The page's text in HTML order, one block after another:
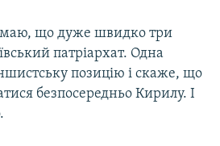
що дуже швидко три
патріархат. Одна
позицію і скаже, що
безпосередньо Кирилу. І